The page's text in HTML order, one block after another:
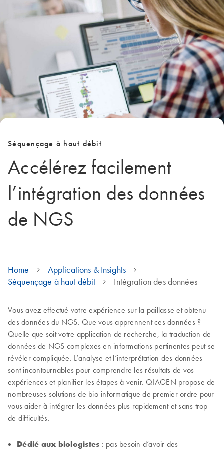
Séquençage à haut débit
Accélérez facilement
l’intégration des données
de NGS
Home
Applications & Insights
Séquençage à haut débit
Intégration des données
Vous avez effectué votre expérience sur la paillasse et obtenu
des données du NGS. Que vous apprennent ces données ?
Quelle que soit votre application de recherche, la traduction de
données de NGS complexes en informations pertinentes peut se
révéler compliquée. L’analyse et l’interprétation des données
sont incontournables pour comprendre les résultats de vos
expériences et planifier les étapes à venir. QIAGEN propose de
nombreuses solutions de bio-informatique de premier ordre pour
vous aider à intégrer les données plus rapidement et sans trop
de difficultés.
Dédié aux biologistes : pas besoin d’avoir des